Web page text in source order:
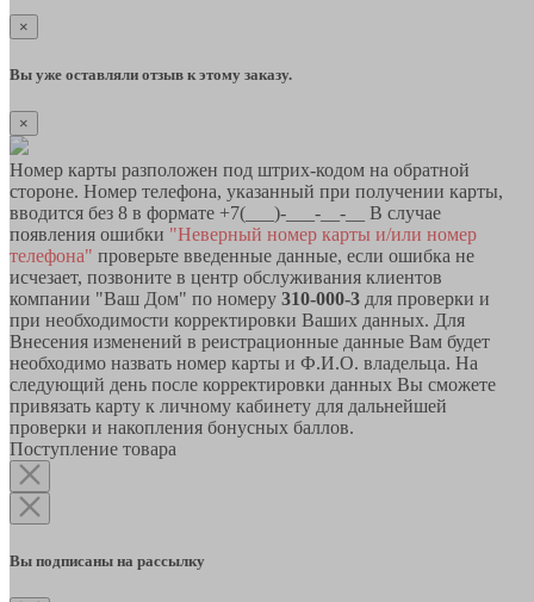
×
Вы уже оставляли отзыв к этому заказу.
×
Номер карты разположен под штрих-кодом на обратной
стороне. Номер телефона, указанный при получении карты,
вводится без 8 в формате +7(___)-___-__-__ В случае
появления ошибки "Неверный номер карты и/или номер
телефона" проверьте введенные данные, если ошибка не
исчезает, позвоните в центр обслуживания клиентов
компании "Ваш Дом" по номеру 310-000-3 для проверки и
при необходимости корректировки Ваших данных. Для
Внесения изменений в реистрационные данные Вам будет
необходимо назвать номер карты и Ф.И.О. владельца. На
следующий день после корректировки данных Вы сможете
привязать карту к личному кабинету для дальнейшей
проверки и накопления бонусных баллов.
Поступление товара
Вы подписаны на рассылку